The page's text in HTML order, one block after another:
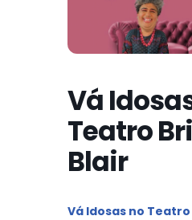
Vá
Teatro
Blair
Vá Idosas no